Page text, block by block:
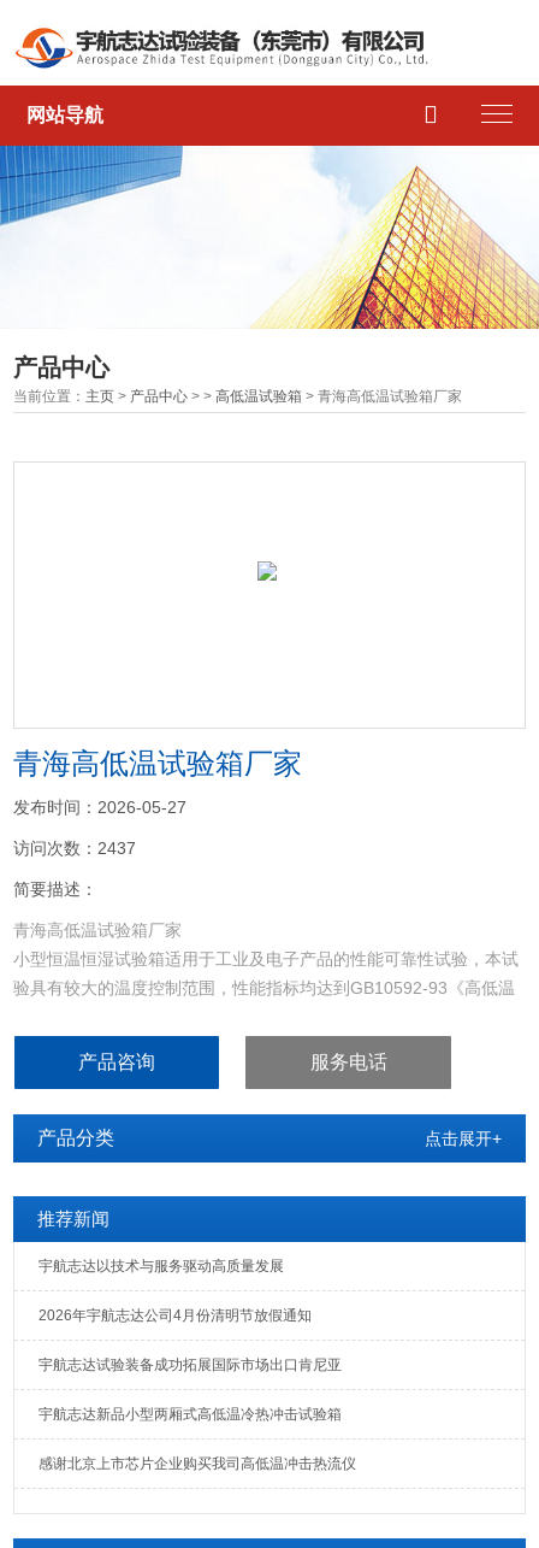
网站导航 
产品中心
当前位置： 主页 > 产品中心 > >高低温试验箱 > 青海高低温试验箱厂家
青海高低温试验箱厂家
发布时间：2026-05-27
访问次数：2437
简要描述：
青海高低温试验箱厂家
小型恒温恒湿试验箱适用于工业及电子产品的性能可靠性试验，本试
验具有较大的温度控制范围，性能指标均达到GB10592-93《高低温
试验方法；试验高温B：试验方法》及恒定湿热试验，可有效的对产
产品咨询 服务电话
产品分类 点击展开+
推荐新闻
宇航志达以技术与服务驱动高质量发展
2026年宇航志达公司4月份清明节放假通知
宇航志达试验装备成功拓展国际市场出口肯尼亚
宇航志达新品小型两厢式高低温冷热冲击试验箱
感谢北京上市芯片企业购买我司高低温冲击热流仪